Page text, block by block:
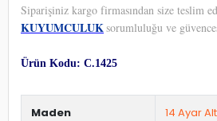
Siparişiniz kargo firmasından size teslim
KUYUMCULUKsorumluluğu ve
Ürün Kodu: C.1425
Maden 14 Ayar